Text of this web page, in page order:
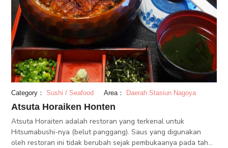
Category： Sushi / Seafood Area： Daerah Stasiun Nagoya
Atsuta Horaiken Honten
Atsuta Horaiten adalah restoran yang terkenal untuk
Hitsumabushi-nya (belut panggang). Saus yang digunakan
oleh restoran ini tidak berubah sejak pembukaanya pada tahun